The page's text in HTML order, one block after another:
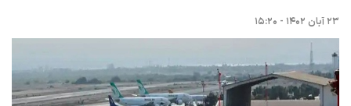
۲۳ آبان ۱۴۰۲ - ۱۵:۲۰